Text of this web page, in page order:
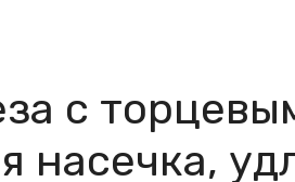
с
насечка,